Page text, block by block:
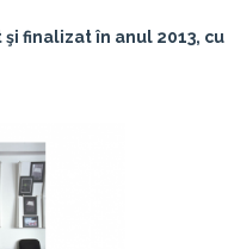
finalizat în anul 2013,